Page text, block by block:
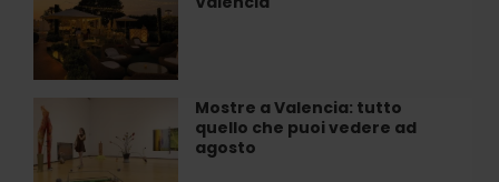
Roig
Arena
all’Hotel
Las
Arenas
di
Valencia
Mostre a Valencia: tutto
quello che puoi vedere ad
agosto
Mostre
a
Valencia: